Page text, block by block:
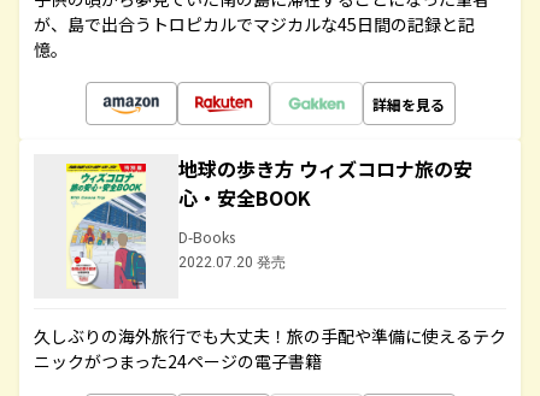
が、島で出合うトロピカルでマジカルな45日間の記録と記
憶。
詳細を見る
地球の歩き方 ウィズコロナ旅の安
心・安全BOOK
D-Books
2022.07.20 発売
久しぶりの海外旅行でも大丈夫！旅の手配や準備に使えるテク
ニックがつまった24ページの電子書籍